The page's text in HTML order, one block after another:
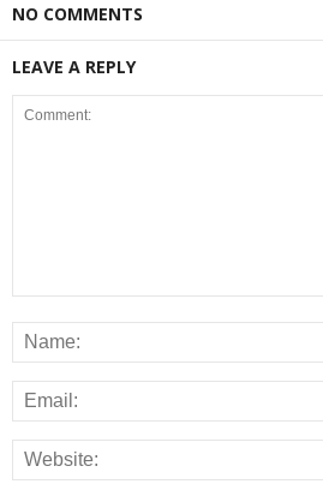
NO COMMENTS
LEAVE A REPLY